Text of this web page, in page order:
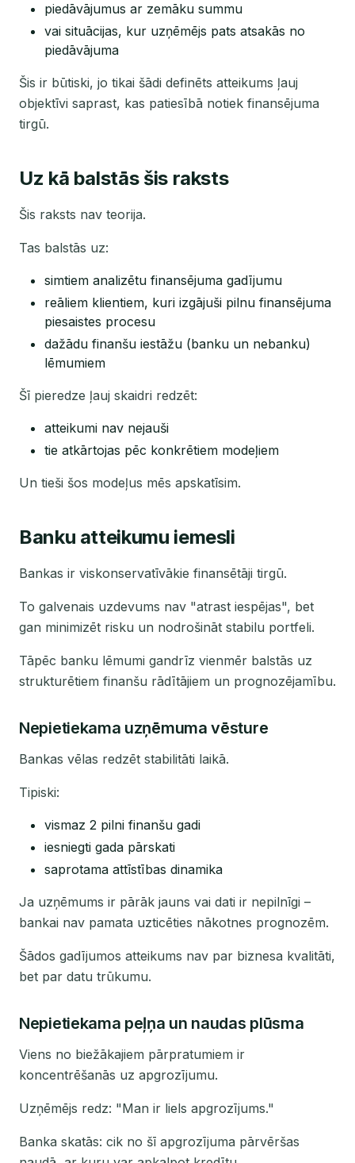
piedāvājumus ar zemāku summu
vai situācijas, kur uzņēmējs pats atsakās no
piedāvājuma
Šis ir būtiski, jo tikai šādi definēts atteikums ļauj
objektīvi saprast, kas patiesībā notiek finansējuma
tirgū.
Uz kā balstās šis raksts
Šis raksts nav teorija.
Tas balstās uz:
simtiem analizētu finansējuma gadījumu
reāliem klientiem, kuri izgājuši pilnu finansējuma
piesaistes procesu
dažādu finanšu iestāžu (banku un nebanku)
lēmumiem
Šī pieredze ļauj skaidri redzēt:
atteikumi nav nejauši
tie atkārtojas pēc konkrētiem modeļiem
Un tieši šos modeļus mēs apskatīsim.
Banku atteikumu iemesli
Bankas ir viskonservatīvākie finansētāji tirgū.
To galvenais uzdevums nav "atrast iespējas", bet
gan minimizēt risku un nodrošināt stabilu portfeli.
Tāpēc banku lēmumi gandrīz vienmēr balstās uz
strukturētiem finanšu rādītājiem un prognozējamību.
Nepietiekama uzņēmuma vēsture
Bankas vēlas redzēt stabilitāti laikā.
Tipiski:
vismaz 2 pilni finanšu gadi
iesniegti gada pārskati
saprotama attīstības dinamika
Ja uzņēmums ir pārāk jauns vai dati ir nepilnīgi –
bankai nav pamata uzticēties nākotnes prognozēm.
Šādos gadījumos atteikums nav par biznesa kvalitāti,
bet par datu trūkumu.
Nepietiekama peļņa un naudas plūsma
Viens no biežākajiem pārpratumiem ir
koncentrēšanās uz apgrozījumu.
Uzņēmējs redz: "Man ir liels apgrozījums."
Banka skatās: cik no šī apgrozījuma pārvēršas